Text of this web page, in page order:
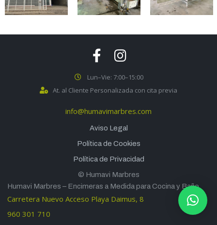
Lun–Vie: 7:00–15:00
At. al Cliente Personalizada con cita previa
info@humavimarbres.com
Aviso Legal
Política de Cookies
Política de Privacidad
© Humavi Marbres
Humavi Marbres – Encimeras a Medida para Cocina y Baño
Carretera Nuevo Acceso Playa Daimus, 8
960 301 710